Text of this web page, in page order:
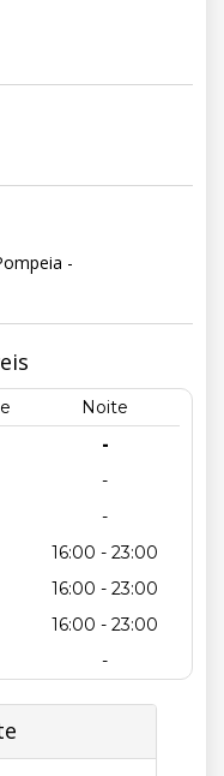
-
Noite
-
-
-
16:00 - 23:00
16:00 - 23:00
16:00 - 23:00
-